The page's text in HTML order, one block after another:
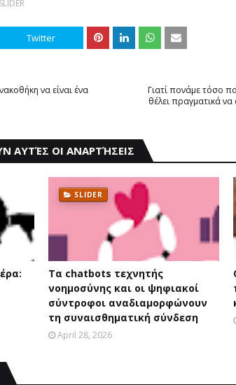
SLIDER
Twitter
Γιατί πονάμε τόσο
θέλει πραγματικά
να είναι ένα
ΑΥΤΈΣ ΟΙ ΑΝΑΡΤΉΣΕΙΣ
SLIDER
Τα chatbots τεχνητής
νοημοσύνης και οι ψηφιακοί
σύντροφοι αναδιαμορφώνουν
τη συναισθηματική σύνδεση
April 28, 2026